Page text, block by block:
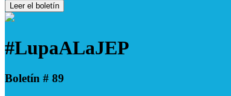
Leer el boletín
#LupaALaJEP
Boletín # 89